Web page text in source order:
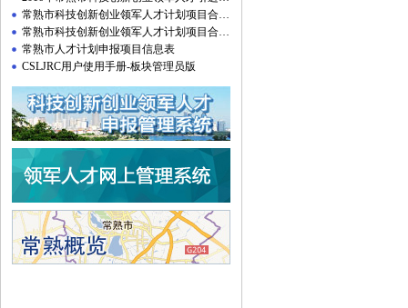
常熟市科技创新创业领军人才计划项目合同【创新类】
常熟市科技创新创业领军人才计划项目合同【创业类】
常熟市人才计划申报项目信息表
CSLJRC用户使用手册-板块管理员版